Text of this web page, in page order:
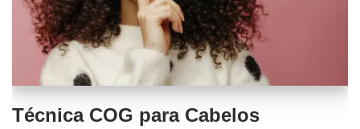
Técnica COG para Cabelos